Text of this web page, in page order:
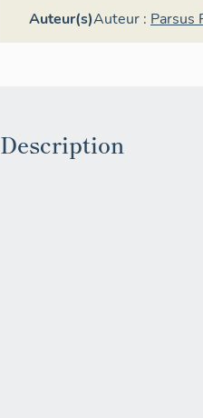
Auteur(s)Auteur : Parsus
Description